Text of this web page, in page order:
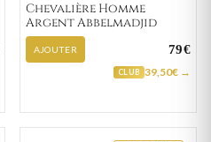
Chevalière Homme
Argent Abbelmadjid
AJOUTER 79€
CLUB 39,50€ →